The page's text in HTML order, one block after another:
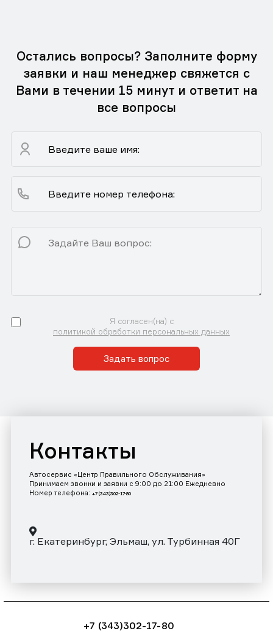
Остались вопросы? Заполните форму
заявки и наш менеджер свяжется с
Вами в течении 15 минут и ответит на
все вопросы
Я согласен(на) с
политикой обработки персональных данных
Задать вопрос
Контакты
Автосервис «Центр Правильного Обслуживания»
Принимаем звонки и заявки с 9:00 до 21:00 Ежедневно
Номер телефона: +7 (343)302-17-80
г. Екатеринбург, Эльмаш, ул. Турбинная 40Г
+7 (343)302-17-80